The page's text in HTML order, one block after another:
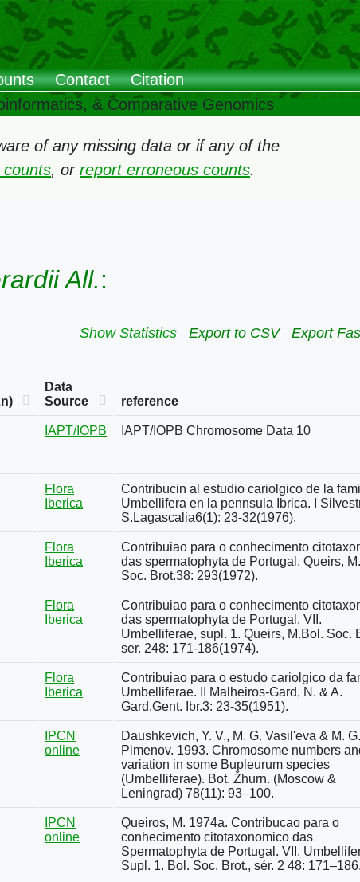
Contact
Citation
& Comparative Genomics
of any missing data or if any of the
counts, or report erroneous counts.
All.:
Show Statistics Export to CSV Export
Data
Source
reference
IAPT/IOPB IAPT/IOPB Chromosome Data 10
Flora
Iberica
Contribucin al estudio cariolgico de la
Umbellifera en la pennsula Ibrica. I
S.Lagascalia6(1): 23-32(1976).
Flora
Iberica
Contribuiao para o conhecimento
das spermatophyta de Portugal. Queirs,
Soc. Brot.38: 293(1972).
Flora
Iberica
Contribuiao para o conhecimento
das spermatophyta de Portugal. VII.
Umbelliferae, supl. 1. Queirs, M.Bol. Soc.
ser. 248: 171-186(1974).
Flora
Iberica
Contribuiao para o estudo cariolgico da
Umbelliferae. II Malheiros-Gard, N. & A.
Gard.Gent. Ibr.3: 23-35(1951).
IPCN
online
Daushkevich, Y. V., M. G. Vasil'eva & M. G.
Pimenov. 1993. Chromosome numbers
variation in some Bupleurum species
(Umbelliferae). Bot. Žhurn. (Moscow &
Leningrad) 78(11): 93–100.
IPCN
online
Queiros, M. 1974a. Contribucao para o
conhecimento citotaxonomico das
Spermatophyta de Portugal. VII.
Supl. 1. Bol. Soc. Brot., sér. 2 48: 171–186.